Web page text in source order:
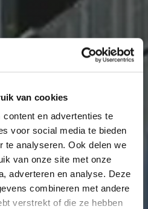
van cookies
en advertenties te
voor social media te bieden
te analyseren. Ook delen we
van onze site met onze
adverteren en analyse. Deze
combineren met andere
verstrekt of die ze hebben